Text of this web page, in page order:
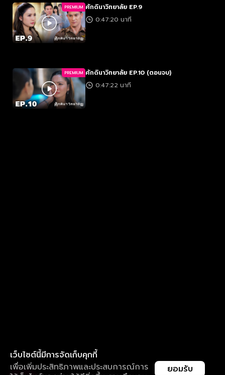
PREMIUM ศักดินาวิทยาลัย EP.9
0:47:20 นาที
PREMIUM ศักดินาวิทยาลัย EP.10 (ตอนจบ)
0:47:22 นาที
เว็บไซต์นี้มีการจัดเก็บคุกกี้
เพื่อเพิ่มประสิทธิภาพและประสบการณ์การ
ยอมรับ